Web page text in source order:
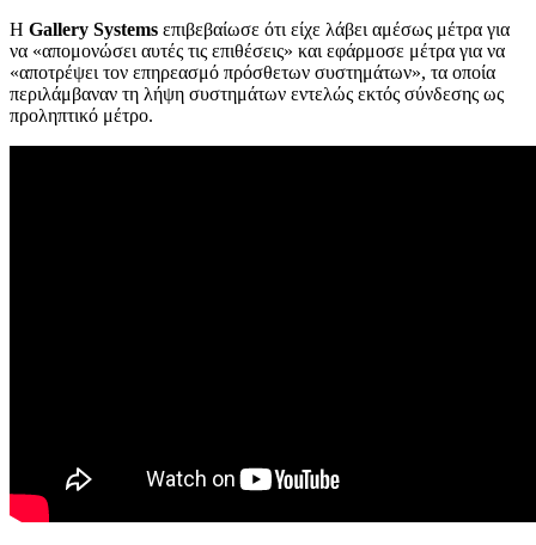
Η Gallery Systems επιβεβαίωσε ότι είχε λάβει αμέσως μέτρα για
να «απομονώσει αυτές τις επιθέσεις» και εφάρμοσε μέτρα για να
«αποτρέψει τον επηρεασμό πρόσθετων συστημάτων», τα οποία
περιλάμβαναν τη λήψη συστημάτων εντελώς εκτός σύνδεσης ως
προληπτικό μέτρο.